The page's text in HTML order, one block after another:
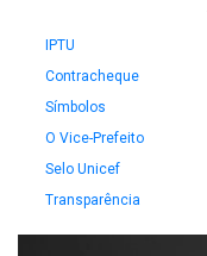
IPTU
Contracheque
Símbolos
O Vice-Prefeito
Selo Unicef
Transparência